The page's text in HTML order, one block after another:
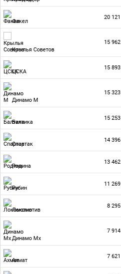
Факел
20 121
Крылья Советов
15 962
ЦСКА
15 893
Динамо М
15 323
Балтика
15 253
Спартак
14 396
Родина
13 462
Рубин
11 269
Локомотив
8 295
Динамо Мх
7 914
Ахмат
7 621